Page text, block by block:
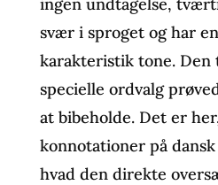
svær i sproget og har
karakteristik tone. Den
specielle ordvalg
at bibeholde. Det er
konnotationer på
hvad den direkte